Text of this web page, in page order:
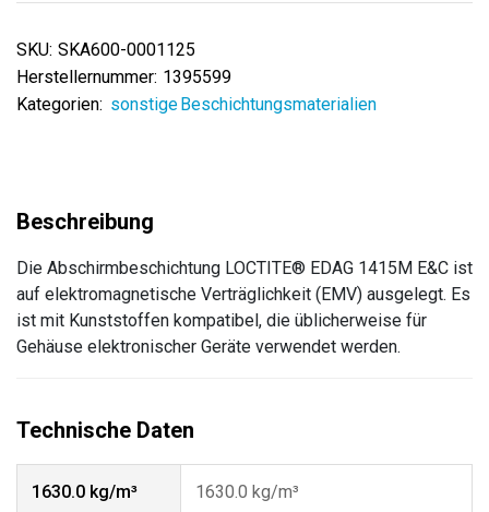
SKU: SKA600-0001125
Herstellernummer: 1395599
Kategorien: sonstige Beschichtungsmaterialien
Die Abschirmbeschichtung LOCTITE® EDAG 1415M E&C ist
auf elektromagnetische Verträglichkeit (EMV) ausgelegt. Es
ist mit Kunststoffen kompatibel, die üblicherweise für
Gehäuse elektronischer Geräte verwendet werden.
1630.0 kg/m³ 1630.0 kg/m³